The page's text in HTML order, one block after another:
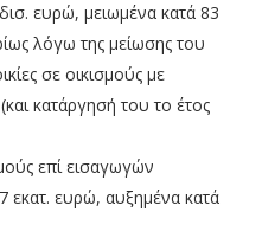
ευρώ, μειωμένα κατά 83
λόγω της μείωσης του
σε οικισμούς με
κατάργησή του το έτος
επί εισαγωγών
ευρώ, αυξημένα κατά